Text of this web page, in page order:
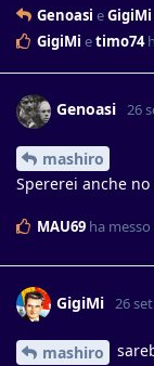
Genoasi eGigiMi
GigiMi etimo74
Genoasi 26
mashiro
Spererei anche
MAU69 ha
GigiMi 26
mashiro